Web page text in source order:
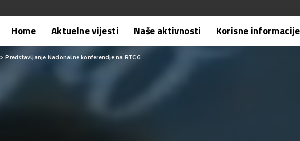
Home Aktuelne vijesti Naše aktivnosti Korisne informacije
>Predstavljanje Nacionalne konferencije na RTCG